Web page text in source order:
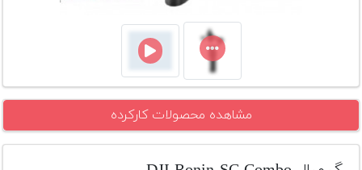
افزودن
دست
دوم
مشاهده محصولات کارکرده